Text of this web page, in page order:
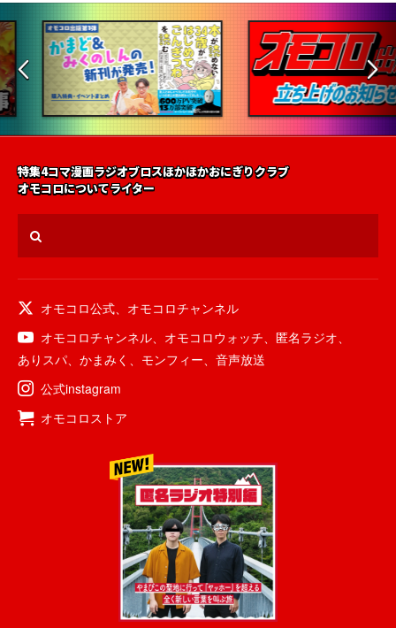
特集4コマ漫画ラジオブロスほかほかおにぎりクラブ
オモコロについてライター
オモコロ公式
オモコロチャンネル
オモコロチャンネル
オモコロウォッチ 匿名ラジオ
ありスパ
かまみく モンフィー
音声放送
公式instagram
オモコロストア